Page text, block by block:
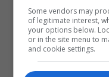
Some vendors may
of legitimate interest,
your options below.
or in the site menu to
and cookie settings.